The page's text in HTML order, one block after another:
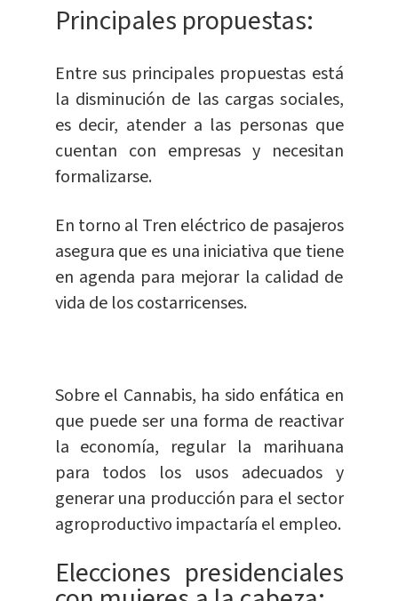
Principales propuestas:
Entre sus principales propuestas está
la disminución de las cargas sociales,
es decir, atender a las personas que
cuentan con empresas y necesitan
formalizarse.
En torno al Tren eléctrico de pasajeros
asegura que es una iniciativa que tiene
en agenda para mejorar la calidad de
vida de los costarricenses.
Sobre el Cannabis, ha sido enfática en
que puede ser una forma de reactivar
la economía, regular la marihuana
para todos los usos adecuados y
generar una producción para el sector
agroproductivo impactaría el empleo.
Elecciones presidenciales